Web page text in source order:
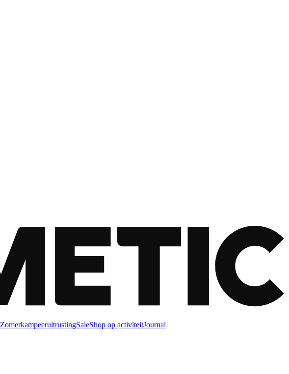
ZomerkampeeruitrustingSaleShop op activiteitJournal